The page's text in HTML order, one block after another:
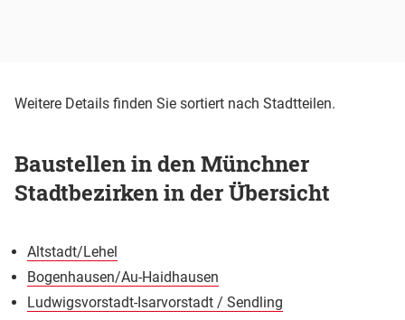
Weitere Details finden Sie sortiert nach Stadtteilen.
Baustellen in den Münchner
Stadtbezirken in der Übersicht
Altstadt/Lehel
Bogenhausen/Au-Haidhausen
Ludwigsvorstadt-Isarvorstadt / Sendling